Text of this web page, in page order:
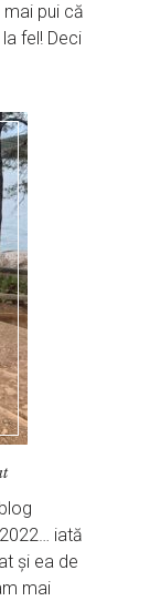
pui că
fel! Deci
iată
și ea de
mai